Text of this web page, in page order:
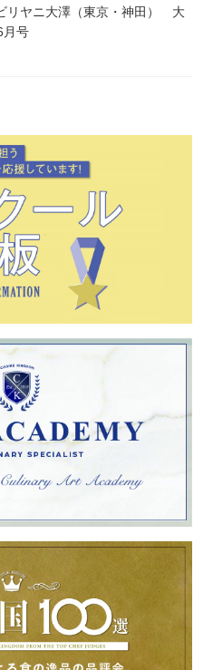
リヤニ大澤（東京・神田） 大
号